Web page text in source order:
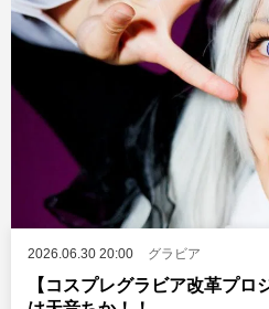
2026.06.30 20:00 グラビア
【コスプレグラビア改革プロ